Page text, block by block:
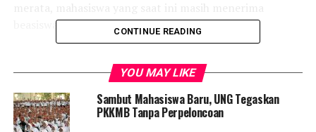
beasiswa lain tidak diperkenankan mendaftar.
2025. Seleksi administrasi akan berlangsung 28–31 Juli,
kemudian dilanjutkan tahap wawancara pada 4–6
Agustus 2025, dan pengumuman penerima beasiswa
akan disampaikan pada 15 Agustus 2025,” jelas Darman.
CONTINUE READING
YOU MAY LIKE
Sambut Mahasiswa Baru, UNG Tegaskan
PKKMB Tanpa Perpeloncoan